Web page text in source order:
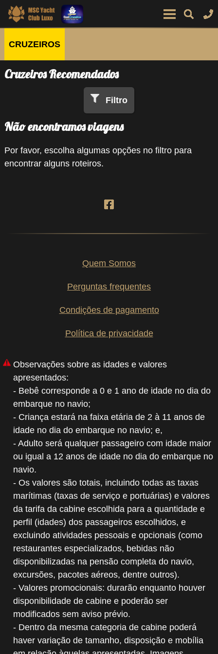
CRUZEIROS
Cruzeiros Recomendados
Filtro
Não encontramos viagens
Por favor, escolha algumas opções no filtro para
encontrar alguns roteiros.
Quem Somos
Perguntas frequentes
Condições de pagamento
Política de privacidade
Observações sobre as idades e valores
apresentados:
- Bebê corresponde a 0 e 1 ano de idade no dia do
embarque no navio;
- Criança estará na faixa etária de 2 à 11 anos de
idade no dia do embarque no navio; e,
- Adulto será qualquer passageiro com idade maior
ou igual a 12 anos de idade no dia do embarque no
navio.
- Os valores são totais, incluindo todas as taxas
marítimas (taxas de serviço e portuárias) e valores
da tarifa da cabine escolhida para a quantidade e
perfil (idades) dos passageiros escolhidos, e
excluindo atividades pessoais e opcionais (como
restaurantes especializados, bebidas não
disponibilizadas na pensão completa do navio,
excursões, pacotes aéreos, dentre outros).
- Valores promocionais: durarão enquanto houver
disponibilidade de cabine e poderão ser
modificados sem aviso prévio.
- Dentro da mesma categoria de cabine poderá
haver variação de tamanho, disposição e mobília